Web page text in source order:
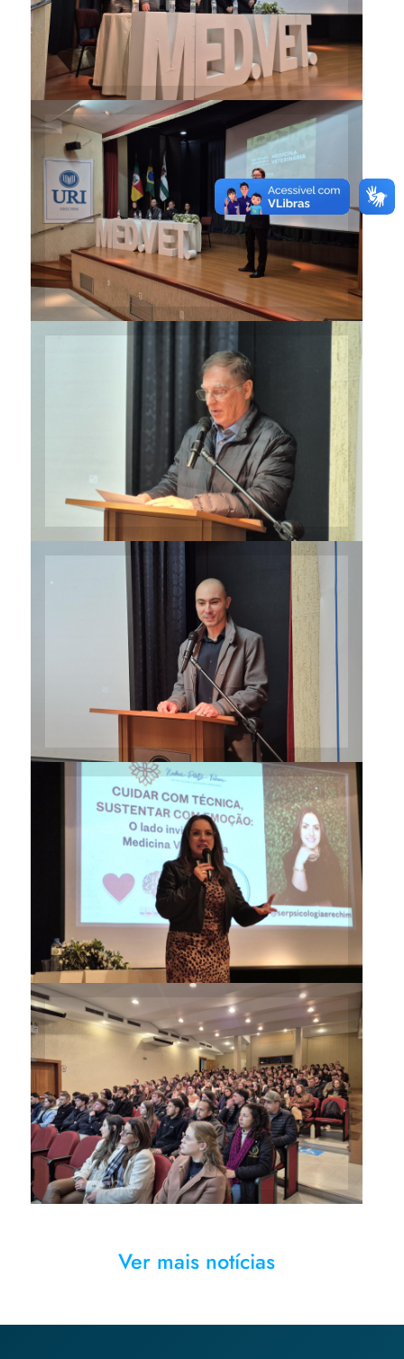
Presidente do CRMV
comentou a proposta de
implantação da prova de
proficiência para médicos
veterinários
Paulo José Sponchiado: “A
Medicina Veterinária está
diretamente conectada à
qualidade de vida das
pessoas”
Professor Guilherme Lopes
Dornelles coordena Semana
Acadêmica
Psicóloga Nadine Pilotto falou
sobre o “lado invisível” da
Medicina Veterinária
Evento reúne estudantes,
professores e profissionais da
área
Ver mais notícias